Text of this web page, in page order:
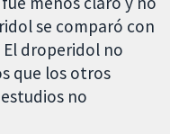
se comparó con
droperidol no
que los otros
no